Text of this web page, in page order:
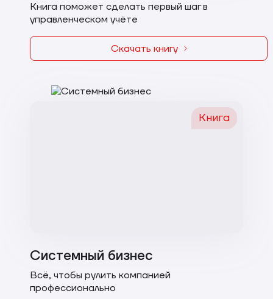
Книга поможет сделать первый шаг в
управленческом учёте
Скачать книгу
Книга
Системный бизнес
Всё, чтобы рулить компанией
профессионально